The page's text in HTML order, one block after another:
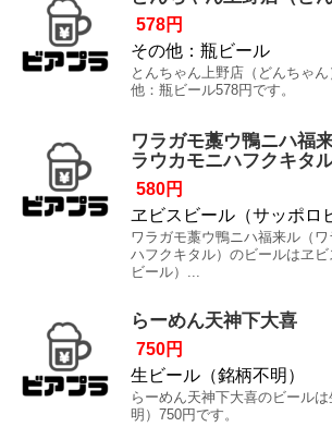
578円
その他：瓶ビール
とんちゃん上野店（どんちゃ
他：瓶ビール578円です。
ワラガモ藁ウ鴨ニハ福
ラウカモニハフクキタル
580円
ヱビスビール（サッポロ
ワラガモ藁ウ鴨ニハ福来ル（
ハフクキタル）のビールはヱ
ビール）...
らーめん天神下大喜
750円
生ビール（銘柄不明）
らーめん天神下大喜のビール
明）750円です。